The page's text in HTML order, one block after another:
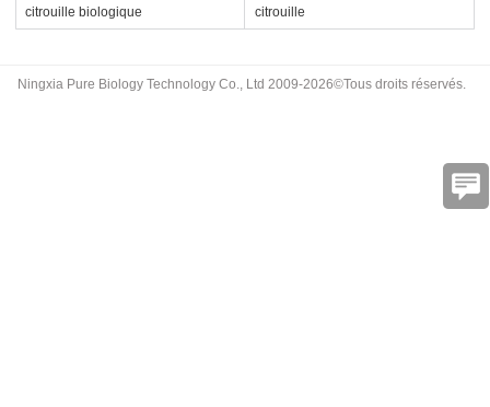
citrouille biologique
citrouille
Ningxia Pure Biology Technology Co., Ltd 2009-2026©Tous droits réservés.